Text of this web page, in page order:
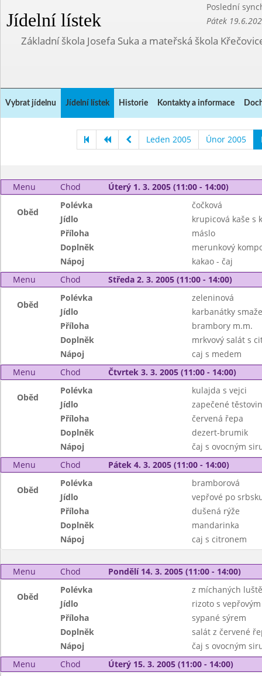
Jídelní lístek
Poslední
Pátek
Základní škola Josefa Suka a mateřská škola
Vybrat jídelnu Jídelní lístek Historie Kontakty a informace
Leden 2005 Únor 2005
Menu Chod Úterý 1. 3. 2005 (11:00 - 14:00)
Oběd
Polévka
čočková
Jídlo
krupicová kaše s
Příloha
máslo
Doplněk
merunkový
Nápoj
kakao - čaj
Menu
Chod Středa 2. 3. 2005 (11:00 - 14:00)
Oběd
Polévka
zeleninová
Jídlo
karbanátky
Příloha
brambory m.m.
Doplněk
mrkvový salát s
Nápoj
caj s medem
Menu
Chod Čtvrtek 3. 3. 2005 (11:00 - 14:00)
Oběd
Polévka
kulajda s vejci
Jídlo
zapečené
Příloha
červená řepa
Doplněk
dezert-brumik
Nápoj
čaj s ovocným
Menu
Chod Pátek 4. 3. 2005 (11:00 - 14:00)
Oběd
Polévka
bramborová
Jídlo
vepřové po
Příloha
dušená rýže
Doplněk
mandarinka
Nápoj
caj s citronem
Menu Chod Pondělí 14. 3. 2005 (11:00 - 14:00)
Oběd
Polévka
z míchaných
Jídlo
rizoto s
Příloha
sypané sýrem
Doplněk
salát z červené
Nápoj
čaj s ovocným
Menu
Chod Úterý 15. 3. 2005 (11:00 - 14:00)